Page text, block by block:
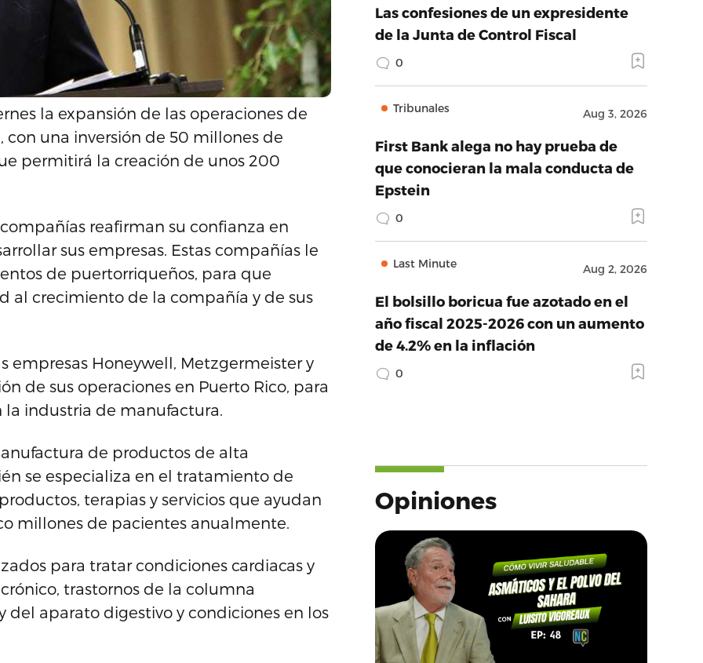
la expansión de las operaciones de
una inversión de 50 millones de
permitirá la creación de unos 200
reafirman su confianza en
sus empresas. Estas compañías le
de puertorriqueños, para que
al crecimiento de la compañía y de sus
empresas Honeywell, Metzgermeister y
de sus operaciones en Puerto Rico, para
industria de manufactura.
de productos de alta
se especializa en el tratamiento de
terapias y servicios que ayudan
millones de pacientes anualmente.
para tratar condiciones cardiacas y
trastornos de la columna
del aparato digestivo y condiciones en los
Las confesiones de un expresidente
de la Junta de Control Fiscal
0
Tribunales Aug 3, 2026
First Bank alega no hay prueba de
que conocieran la mala conducta de
Epstein
0
Last Minute Aug 2, 2026
El bolsillo boricua fue azotado en el
año fiscal 2025-2026 con un aumento
de 4.2% en la inflación
0
Opiniones